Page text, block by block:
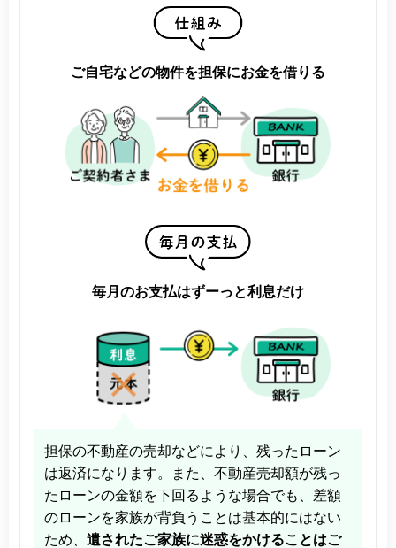
ご自宅などの物件を担保にお金を借りる
毎月のお支払はずーっと利息だけ
担保の不動産の売却などにより、残ったローン
は返済になります。また、不動産売却額が残っ
たローンの金額を下回るような場合でも、差額
のローンを家族が背負うことは基本的にはない
ため、 遺されたご家族に迷惑をかけることはご